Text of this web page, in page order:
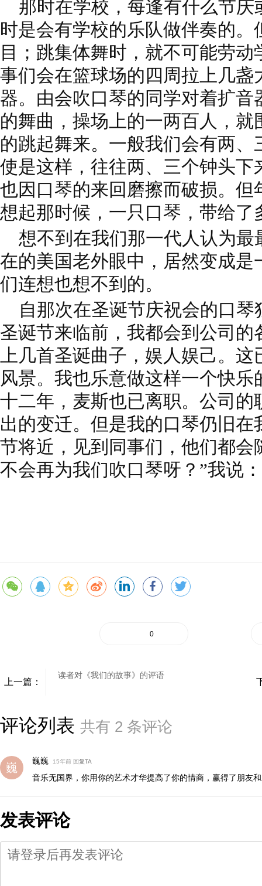
那时在学校，每逢有什么节庆
时是会有学校的乐队做伴奏的。
目；跳集体舞时，就不可能劳
事们会在篮球场的四周拉上几盏
器。由会吹口琴的同学对着扩
的舞曲，操场上的一两百人，
的跳起舞来。一般我们会有两
使是这样，往往两、三个钟头下
也因口琴的来回磨擦而破损。但
想起那时候，一只口琴，带给了
想不到在我们那一代人认为最
在的美国老外眼中，居然变成是
们连想也想不到的。
自那次在圣诞节庆祝会的口琴
圣诞节来临前，我都会到公司
上几首圣诞曲子，娱人娱己。这
风景。我也乐意做这样一个快
十二年，麦斯也已离职。公司的
出的变迁。但是我的口琴仍旧
节将近，见到同事们，他们都会
不会再为我们吹口琴呀？”我说
0
上一篇：
读者对《我们的故事》的评语
评论列表 共有 2 条评论
巍巍 15年前 回复TA
音乐无国界，你用你的艺术才华提高了你的情商，赢得了朋友
发表评论